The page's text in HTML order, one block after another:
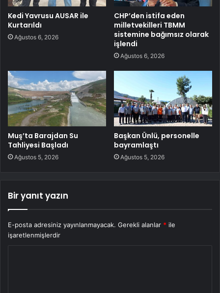
Kedi Yavrusu AUSAR ile
Kurtarıldı
Ağustos 6, 2026
CHP’den istifa eden
milletvekilleri TBMM
sistemine bağımsız olarak
işlendi
Ağustos 6, 2026
Muş’ta Barajdan Su
Tahliyesi Başladı
Ağustos 5, 2026
Başkan Ünlü, personelle
bayramlaştı
Ağustos 5, 2026
Bir yanıt yazın
E-posta adresiniz yayınlanmayacak. Gerekli alanlar * ile
işaretlenmişlerdir